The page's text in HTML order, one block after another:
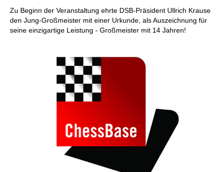
Zu Beginn der Veranstaltung ehrte DSB-Präsident Ullrich Krause
den Jung-Großmeister mit einer Urkunde, als Auszeichnung für
seine einzigartige Leistung - Großmeister mit 14 Jahren!